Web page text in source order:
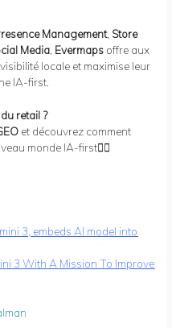
Management, Store
Media Evermaps offre aux
locale et maximise leur
IA-first.
retail ?
et découvrez comment
monde IA-first👇🏻
3, embeds AI model into
3 With A Mission To Improve